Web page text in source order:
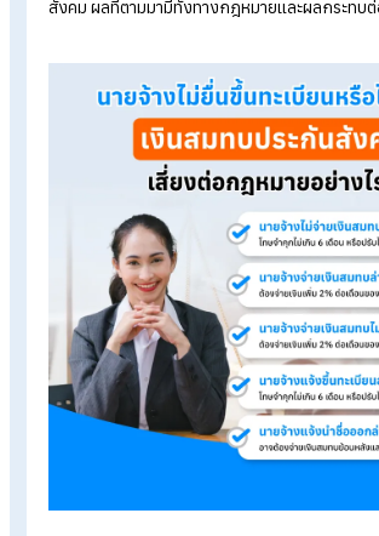
ทดลองใช้งานฟรี 30 วัน
Table of Contents:
นายจ้างต้องส่งเงินสมทบประกันสังคมเท่าไหร่?
นายจ้างไม่ยื่นขึ้นทะเบียน หรือไม่ชำระเงินสม
ทำไมประกันสังคมจึงสำคัญต่อนายจ้าง?
สรุป นายจ้างต้องรู้! หากไม่ชำระเงินสมทบปร
นายจ้างไม่ยื่นขึ้นทะเบียน
สมทบประกันสังคม เสี่ยง
อย่างไร?
หากนายจ้างละเลยหรือไม่ยื่นขึ้นทะเบียน แ
สังคม ผลที่ตามมามีทั้งทางกฎหมายและผล